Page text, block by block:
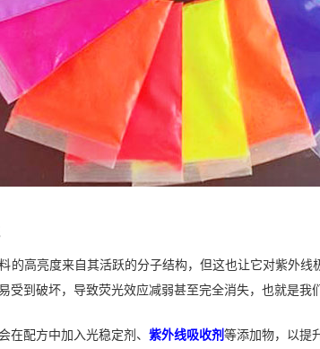
的高亮度来自其活跃的分子结构，但这也让它对紫外线
到破坏，导致荧光效应减弱甚至完全消失，也就是我
在配方中加入光稳定剂、 紫外线吸收剂等添加物，以提